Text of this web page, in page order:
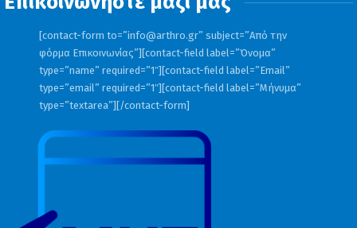
[contact-form to=”info@arthro.gr” subject=”Από την
φόρμα Επικοινωνίας”][contact-field label=”Όνομα”
type=”name” required=”1″][contact-field label=”Email”
type=”email” required=”1″][contact-field label=”Μήνυμα”
type=”textarea”][/contact-form]